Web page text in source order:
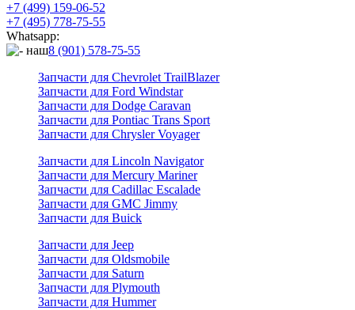
+7 (499) 159-06-52
+7 (495) 778-75-55
Whatsapp:
8 (901) 578-75-55
Запчасти для Chevrolet TrailBlazer
Запчасти для Ford Windstar
Запчасти для Dodge Caravan
Запчасти для Pontiac Trans Sport
Запчасти для Chrysler Voyager
Запчасти для Lincoln Navigator
Запчасти для Mercury Mariner
Запчасти для Cadillac Escalade
Запчасти для GMC Jimmy
Запчасти для Buick
Запчасти для Jeep
Запчасти для Oldsmobile
Запчасти для Saturn
Запчасти для Plymouth
Запчасти для Hummer